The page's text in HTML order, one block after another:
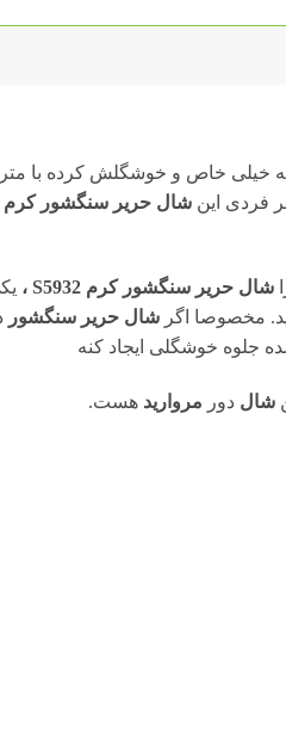
خیلی خاص و خوشگلش کرده با
فردی این شال حریر سنگشور کرم S5932
شال حریر سنگشور کرم S5932 ،
مخصوصا اگر شال حریر سنگشور
جلوه خوشگلی ایجاد کنه
شال دور مروارید هست.